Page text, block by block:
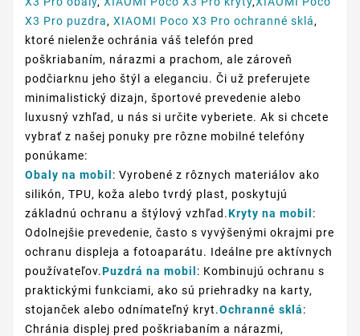
X3 Pro puzdra, XIAOMI Poco X3 Pro ochranné sklá,
ktoré nielenže ochránia váš telefón pred
poškriabaním, nárazmi a prachom, ale zároveň
podčiarknu jeho štýl a eleganciu. Či už preferujete
minimalistický dizajn, športové prevedenie alebo
luxusný vzhľad, u nás si určite vyberiete. Ak si chcete
vybrať z našej ponuky pre rôzne mobilné telefóny
ponúkame:
Obaly na mobil : Vyrobené z rôznych materiálov ako
silikón, TPU, koža alebo tvrdý plast, poskytujú
základnú ochranu a štýlový vzhľad.Kryty na mobil :
Odolnejšie prevedenie, často s vyvýšenými okrajmi pre
ochranu displeja a fotoaparátu. Ideálne pre aktívnych
používateľov.Puzdrá na mobil : Kombinujú ochranu s
praktickými funkciami, ako sú priehradky na karty,
stojanček alebo odnímateľný kryt.Ochranné sklá:
Chránia displej pred poškriabaním a nárazmi,